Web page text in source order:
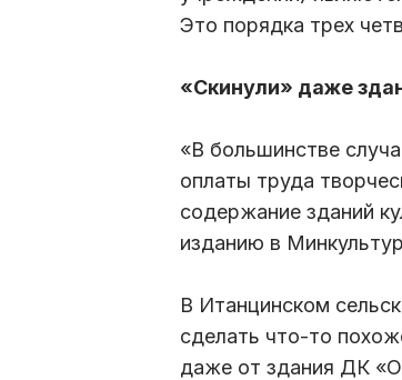
Это порядка трех
«Скинули» даже
«В большинстве
оплаты труда
содержание зданий
изданию в
В Итанцинском
сделать что-то
даже от здания ДК